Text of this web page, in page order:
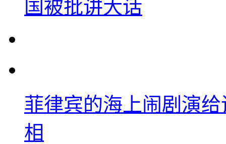
国被批讲大话
菲律宾的海上闹剧演
相